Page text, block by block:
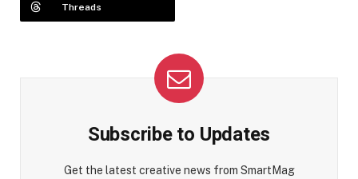
Threads
Subscribe to Updates
Get the latest creative news from SmartMag